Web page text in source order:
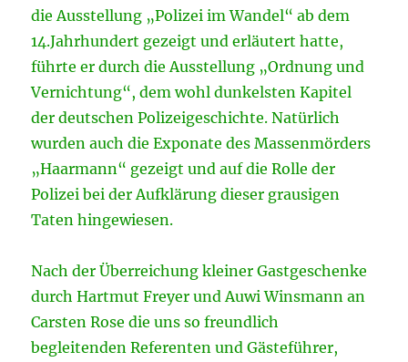
die Ausstellung „Polizei im Wandel“ ab dem
14.Jahrhundert gezeigt und erläutert hatte,
führte er durch die Ausstellung „Ordnung und
Vernichtung“, dem wohl dunkelsten Kapitel
der deutschen Polizeigeschichte. Natürlich
wurden auch die Exponate des Massenmörders
„Haarmann“ gezeigt und auf die Rolle der
Polizei bei der Aufklärung dieser grausigen
Taten hingewiesen.
Nach der Überreichung kleiner Gastgeschenke
durch Hartmut Freyer und Auwi Winsmann an
Carsten Rose die uns so freundlich
begleitenden Referenten und Gästeführer,